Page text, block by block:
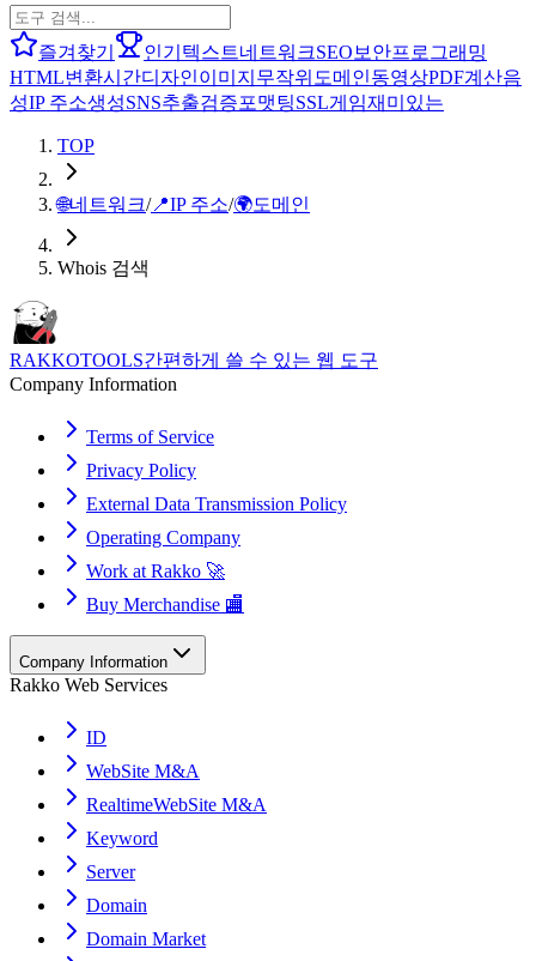
즐겨찾기 인기 텍스트네트워크SEO 보안프로그래밍
HTML변환시간디자인이미지 무작위 도메인동영상PDF계산음
성IP 주소생성SNS추출검증포맷팅SSL게임재미있는
TOP
🌐네트워크/📍IP 주소/🌍도메인
Whois 검색
RAKKOTOOLS간편하게 쓸 수 있는 웹 도구
Company Information
Terms of Service
Privacy Policy
External Data Transmission Policy
Operating Company
Work at Rakko 🚀
Buy Merchandise 🏬
Company Information
Rakko Web Services
ID
WebSite M&A
RealtimeWebSite M&A
Keyword
Server
Domain
Domain Market